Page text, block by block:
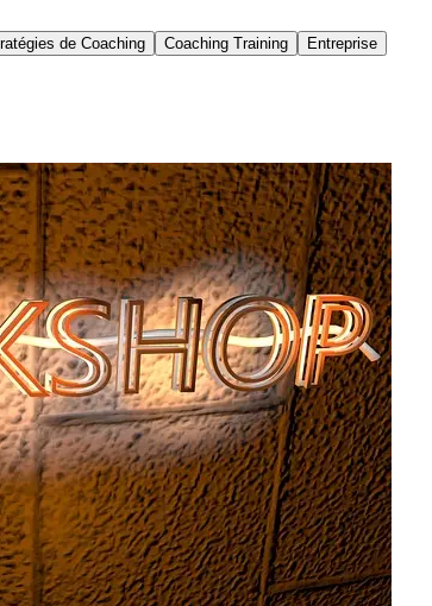
de Coaching Coaching Training Entreprise